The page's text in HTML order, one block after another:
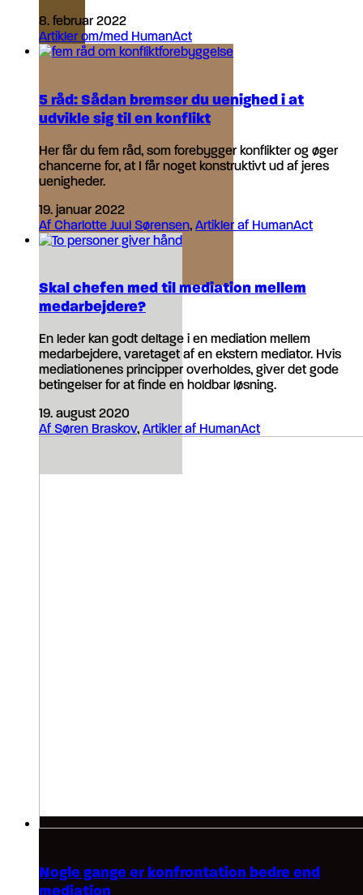
8. februar 2022
Artikler om/med HumanAct
5 råd: Sådan bremser du uenighed i at
udvikle sig til en konflikt
Her får du fem råd, som forebygger konflikter og øger
chancerne for, at I får noget konstruktivt ud af jeres
uenigheder.
19. januar 2022
Af Charlotte Juul Sørensen, Artikler af HumanAct
Skal chefen med til mediation mellem
medarbejdere?
En leder kan godt deltage i en mediation mellem
medarbejdere, varetaget af en ekstern mediator. Hvis
mediationenes principper overholdes, giver det gode
betingelser for at finde en holdbar løsning.
19. august 2020
Af Søren Braskov, Artikler af HumanAct
Nogle gange er konfrontation bedre end
mediation